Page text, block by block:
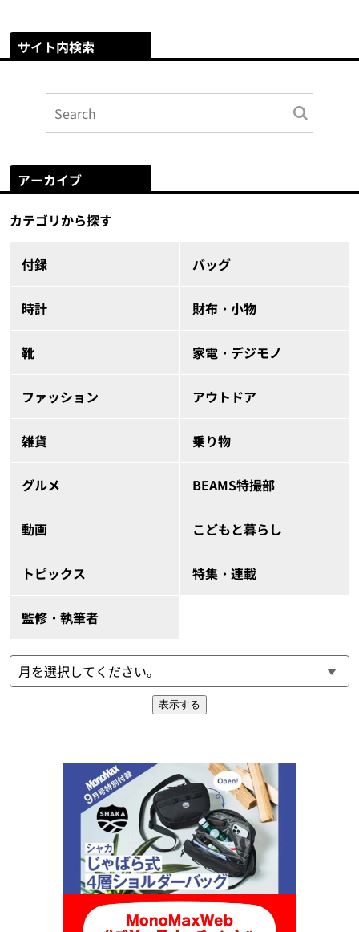
サイト内検索
アーカイブ
カテゴリから探す
付録 バッグ
時計 財布・小物
靴 家電・デジモノ
ファッション アウトドア
雑貨 乗り物
グルメ BEAMS特撮部
動画 こどもと暮らし
トピックス 特集・連載
監修・執筆者
表示する